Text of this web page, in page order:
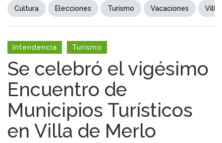
Cultura Elecciones Turismo Vacaciones Villa
Intendencia Turismo
Se celebró el vigésimo
Encuentro de
Municipios Turísticos
en Villa de Merlo